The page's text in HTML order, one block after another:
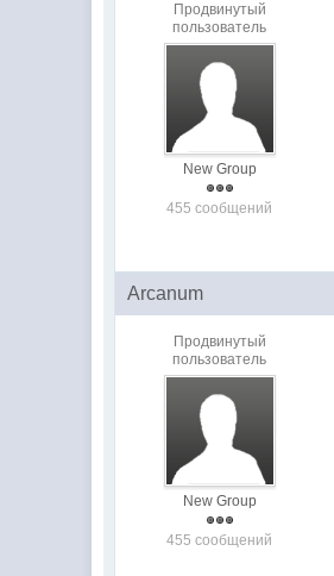
Продвинутый
пользователь
New Group
455 сообщений
Arcanum
Продвинутый
пользователь
New Group
455 сообщений